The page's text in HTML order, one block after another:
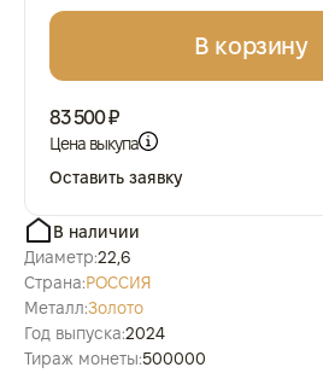
В корзину
83 500 ₽
Цена выкупа
Оставить заявку
В наличии
Диаметр:22,6
Страна:РОССИЯ
Металл:Золото
Год выпуска:2024
Тираж монеты:500000